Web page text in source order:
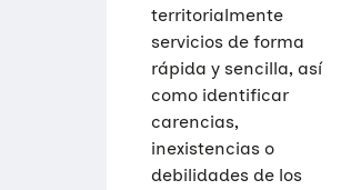
territorialmente
servicios de forma
rápida y sencilla, así
como identificar
carencias,
inexistencias o
debilidades de los